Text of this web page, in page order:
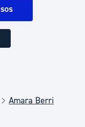
Amara Berri